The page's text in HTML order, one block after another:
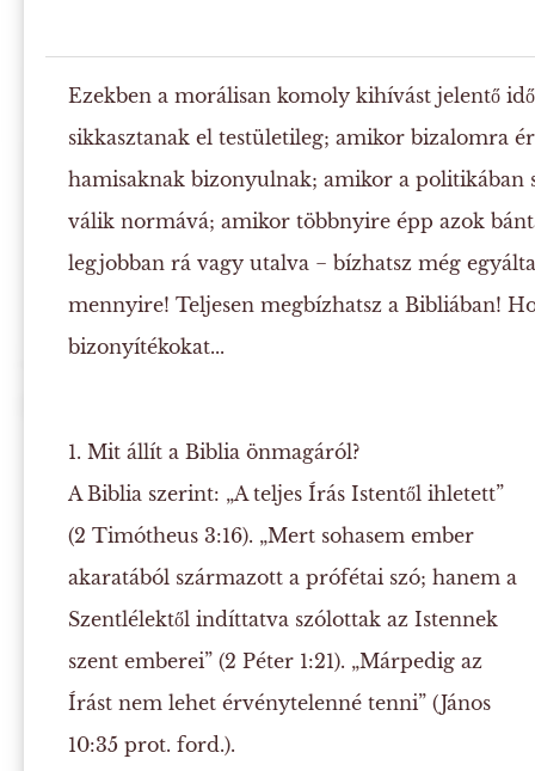
Ezekben a morálisan komoly kihívást jelentő
sikkasztanak el testületileg; amikor bizalomra
hamisaknak bizonyulnak; amikor a politikában
válik normává; amikor többnyire épp azok
legjobban rá vagy utalva − bízhatsz még
mennyire! Teljesen megbízhatsz a Bibliában!
bizonyítékokat...
1. Mit állít a Biblia önmagáról?
A Biblia szerint: „A teljes Írás Istentől ihletett”
(2 Timótheus 3:16). „Mert sohasem ember
akaratából származott a prófétai szó; hanem a
Szentlélektől indíttatva szólottak az Istennek
szent emberei” (2 Péter 1:21). „Márpedig az
Írást nem lehet érvénytelenné tenni” (János
10:35 prot. ford.).